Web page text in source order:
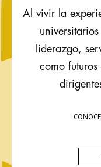
Al vivir la
liderazgo,
como